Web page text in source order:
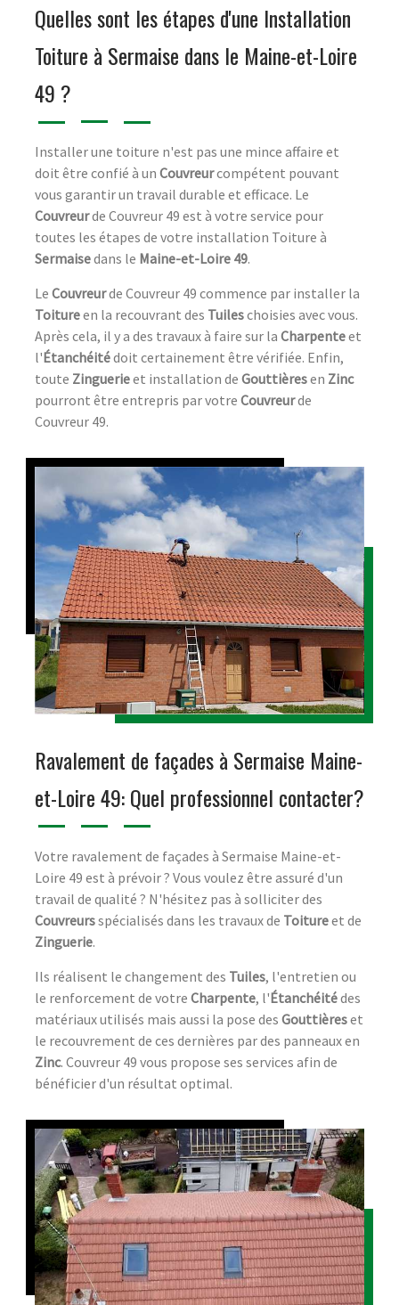
Quelles sont les étapes d'une Installation
Toiture à Sermaise dans le Maine-et-Loire
49 ?
Installer une toiture n'est pas une mince affaire et
doit être confié à un Couvreurcompétent pouvant
vous garantir un travail durable et efficace. Le
Couvreurde Couvreur 49 est à votre service pour
toutes les étapes de votre installation Toiture à
Sermaisedans le Maine-et-Loire 49.
Le Couvreurde Couvreur 49 commence par installer la
Toitureen la recouvrant des Tuileschoisies avec vous.
Après cela, il y a des travaux à faire sur la Charpenteet
l'Étanchéitédoit certainement être vérifiée. Enfin,
toute Zinguerieet installation de Gouttièresen Zinc
pourront être entrepris par votre Couvreurde
Couvreur 49.
Ravalement de façades à Sermaise Maine-
et-Loire 49: Quel professionnel contacter?
Votre ravalement de façades à Sermaise Maine-et-
Loire 49 est à prévoir ? Vous voulez être assuré d'un
travail de qualité ? N'hésitez pas à solliciter des
Couvreursspécialisés dans les travaux de Toitureet de
Zinguerie.
Ils réalisent le changement des Tuiles, l'entretien ou
le renforcement de votre Charpente, l'Étanchéitédes
matériaux utilisés mais aussi la pose des Gouttièreset
le recouvrement de ces dernières par des panneaux en
Zinc. Couvreur 49 vous propose ses services afin de
bénéficier d'un résultat optimal.